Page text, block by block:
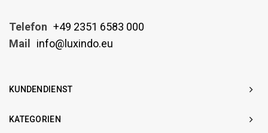
Telefon +49 2351 6583 000
Mail
info@luxindo.eu
KUNDENDIENST
KATEGORIEN